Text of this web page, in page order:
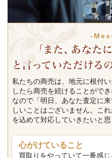
-
私たちの商売は、地元に根付
したら商売を続けることができ
なので「明日、あなた査定に
しいことはございません。こ
を込めて対応していきたいと思
心がけていること
買取りをやっていて一番感